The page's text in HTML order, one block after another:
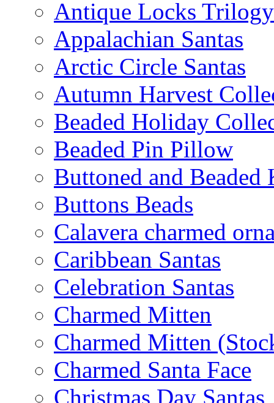
Antique Locks Trilogy
Appalachian Santas
Arctic Circle Santas
Autumn Harvest
Beaded Holiday
Beaded Pin Pillow
Buttoned and Beaded
Buttons Beads
Calavera charmed
Caribbean Santas
Celebration Santas
Charmed Mitten
Charmed Mitten
Charmed Santa Face
Christmas Day Santas